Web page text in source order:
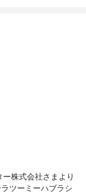
株式会社さまより
ツーミーハブラシ